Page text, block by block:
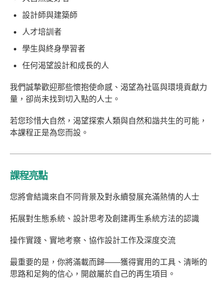
設計師與建築師
人才培訓者
學生與終身學習者
任何渴望設計和成長的人
我們誠摯歡迎那些懷抱使命感、渴望為社區與環境貢獻力
量，卻尚未找到切入點的人士。
若您珍惜大自然，渴望探索人類與自然和諧共生的可能，
本課程正是為您而設。
課程亮點
您將會結識來自不同背景及對永續發展充滿熱情的人士
拓展對生態系統、設計思考及創建再生系統方法的認識
操作實踐、實地考察、協作設計工作及深度交流
最重要的是，你將滿載而歸——獲得實用的工具、清晰的
思路和足夠的信心，開啟屬於自己的再生項目。